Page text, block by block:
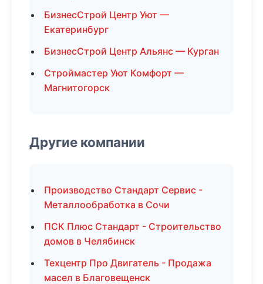
БизнесСтрой Центр Уют —
Екатеринбург
БизнесСтрой Центр Альянс — Курган
Строймастер Уют Комфорт —
Магнитогорск
Другие компании
Производство Стандарт Сервис -
Металлообработка в Сочи
ПСК Плюс Стандарт - Строительство
домов в Челябинск
Техцентр Про Двигатель - Продажа
масел в Благовещенск